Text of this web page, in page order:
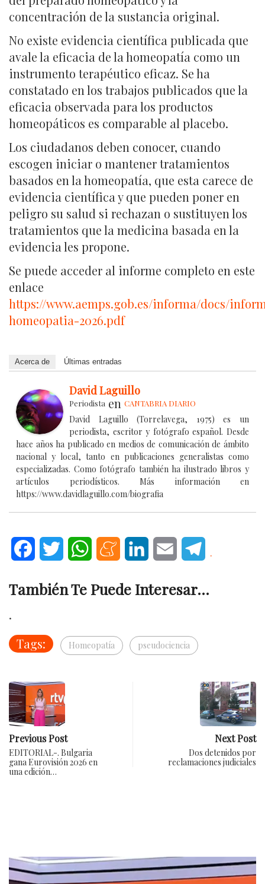
concentración de la sustancia original.
No existe evidencia científica publicada que
avale la eficacia de la homeopatía como un
instrumento terapéutico eficaz. Se ha
constatado en los trabajos publicados que la
eficacia observada para los productos
homeopáticos es comparable al placebo.
Los ciudadanos deben conocer, cuando
escogen iniciar o mantener tratamientos
basados en la homeopatía, que esta carece de
evidencia científica y que pueden poner en
peligro su salud si rechazan o sustituyen los
tratamientos que la medicina basada en la
evidencia les propone.
Se puede acceder al informe completo en este
enlace
https://www.aemps.gob.es/informa/docs/
homeopatia-2026.pdf
Acerca de Últimas entradas
David Laguillo
Periodista en CANTABRIA DIARIO
David Laguillo (Torrelavega, 1975) es un
periodista, escritor y fotógrafo español. Desde
hace años ha publicado en medios de comunicación de ámbito
nacional y local, tanto en publicaciones generalistas como
especializadas. Como fotógrafo también ha ilustrado libros y
artículos periodísticos. Más información en
https://www.davidlaguillo.com/biografia
FacebookTwitter WhatsAppMeneameLinkedInEmail .
También Te Puede Interesar...
.
Tags:
Homeopatía pseudociencia
Previous Post
EDITORIAL-. Bulgaria
gana Eurovisión 2026 en
una edición…
Next Post
Dos detenidos por
reclamaciones judiciales